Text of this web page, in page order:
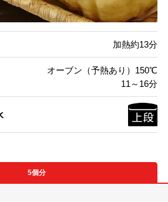
加熱約13分
オーブン（予熱あり）150℃
11～16分
5個分